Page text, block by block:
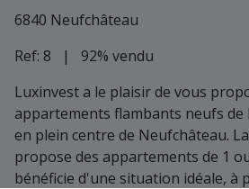
6840 Neufchâteau
Ref: 8 | 92% vendu
Luxinvest a le plaisir de vous
appartements flambants neufs
en plein centre de Neufchâteau.
propose des appartements de 1
bénéficie d'une situation idéale, à